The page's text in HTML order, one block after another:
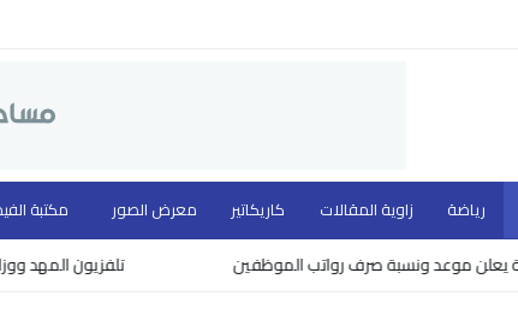
رياضة زاوية المقالات كاريكاتير معرض الصور مكتبة
تلفزيون المهد ووزارة ونسبة صرف رواتب الموظفين